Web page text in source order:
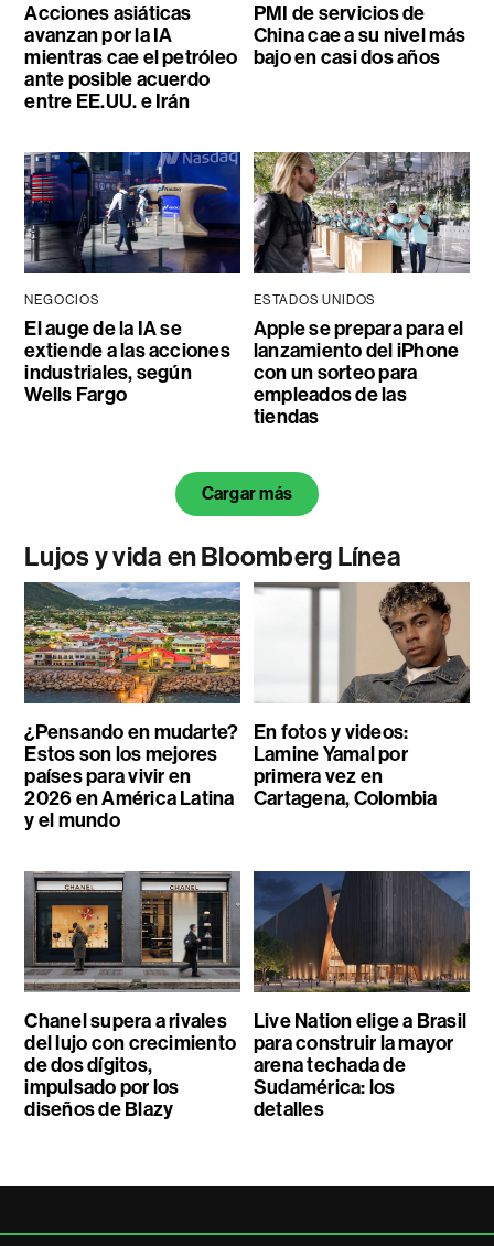
Acciones asiáticas
avanzan por la IA
mientras cae el petróleo
ante posible acuerdo
entre EE.UU. e Irán
PMI de servicios de
China cae a su nivel más
bajo en casi dos años
NEGOCIOS
El auge de la IA se
extiende a las acciones
industriales, según
Wells Fargo
ESTADOS UNIDOS
Apple se prepara para el
lanzamiento del iPhone
con un sorteo para
empleados de las
tiendas
Cargar más
Lujos y vida en Bloomberg Línea
¿Pensando en mudarte?
Estos son los mejores
países para vivir en
2026 en América Latina
y el mundo
En fotos y videos:
Lamine Yamal por
primera vez en
Cartagena, Colombia
Chanel supera a rivales
del lujo con crecimiento
de dos dígitos,
impulsado por los
diseños de Blazy
Live Nation elige a Brasil
para construir la mayor
arena techada de
Sudamérica: los
detalles